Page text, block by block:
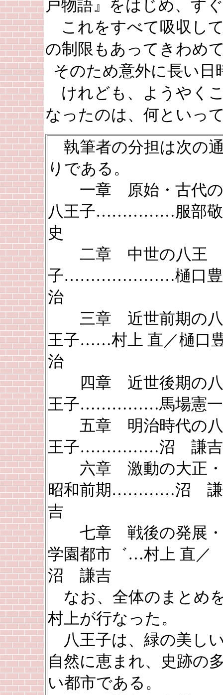
戸物語』をはじめ、す
これをすべて吸収し
の制限もあってきわめ
そのため意外に長い
けれども、ようやく
なったのは、何といっ
執筆者の分担は次の
りである。
一章 原始・古代の
八王子……………服部敬
史
二章 中世の八王
子…………………樋口豊
治
三章 近世前期の八
王子……村上 直／樋口
治
四章 近世後期の八
王子……………馬場憲一
五章 明治時代の八
王子……………沼 謙吉
六章 激動の大正・
昭和前期…………沼 謙
吉
七章 戦後の発展・
学園都市゛…村上 直／
沼 謙吉
なお、全体のまとめ
村上が行なった。
八王子は、緑の美し
自然に恵まれ、史跡の
い都市である。